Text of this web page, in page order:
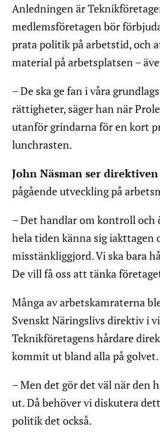
Anledningen är
medlemsföretagen bör
prata politik på arbetstid, och
material på arbetsplatsen –
– De ska ge fan i våra
rättigheter, säger han när
utanför grindarna för en kort
lunchrasten.
John Näsman ser direktiven
pågående utveckling på
– Det handlar om kontroll och
hela tiden känna sig iakttagen
misstänkliggjord. Vi ska bara
De vill få oss att tänka
Många av arbetskamraterna
Svenskt Näringslivs direktiv i
Teknikföretagens hårdare
kommit ut bland alla på golvet.
– Men det gör det väl när den
ut. Då behöver vi diskutera
politik det också.